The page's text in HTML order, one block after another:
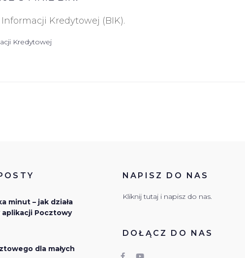
Kredytowej (BIK).
Kredytowej
minut – jak działa
Pocztowy
dla małych
NAPISZ DO NAS
Kliknij tutaj i napisz do nas.
DOŁĄCZ DO NAS